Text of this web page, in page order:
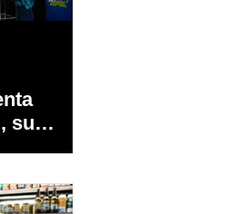
su